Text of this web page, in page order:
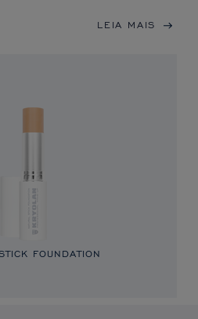
LEIA MAIS
FOUNDATION